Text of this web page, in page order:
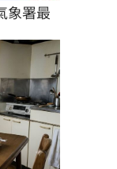
象署最